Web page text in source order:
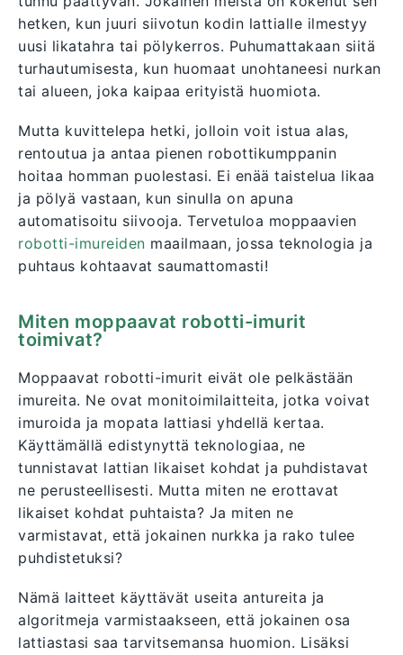
hetken, kun juuri siivotun kodin lattialle ilmestyy
uusi likatahra tai pölykerros. Puhumattakaan siitä
turhautumisesta, kun huomaat unohtaneesi nurkan
tai alueen, joka kaipaa erityistä huomiota.
Mutta kuvittelepa hetki, jolloin voit istua alas,
rentoutua ja antaa pienen robottikumppanin
hoitaa homman puolestasi. Ei enää taistelua likaa
ja pölyä vastaan, kun sinulla on apuna
automatisoitu siivooja. Tervetuloa moppaavien
robotti-imureiden maailmaan, jossa teknologia ja
puhtaus kohtaavat saumattomasti!
Miten moppaavat robotti-imurit
toimivat?
Moppaavat robotti-imurit eivät ole pelkästään
imureita. Ne ovat monitoimilaitteita, jotka voivat
imuroida ja mopata lattiasi yhdellä kertaa.
Käyttämällä edistynyttä teknologiaa, ne
tunnistavat lattian likaiset kohdat ja puhdistavat
ne perusteellisesti. Mutta miten ne erottavat
likaiset kohdat puhtaista? Ja miten ne
varmistavat, että jokainen nurkka ja rako tulee
puhdistetuksi?
Nämä laitteet käyttävät useita antureita ja
algoritmeja varmistaakseen, että jokainen osa
lattiastasi saa tarvitsemansa huomion. Lisäksi